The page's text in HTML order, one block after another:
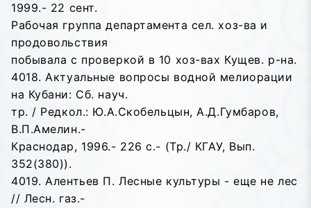
1999.- 22 сент.
Рабочая группа департамента сел. хоз-ва и
продовольствия
побывала с проверкой в 10 хоз-вах Кущев. р-на.
4018. Актуальные вопросы водной мелиорации
на Кубани: Сб. науч.
тр. / Редкол.: Ю.А.Скобельцын, А.Д.Гумбаров,
В.П.Амелин.-
Краснодар, 1996.- 226 с.- (Тр./ КГАУ, Вып.
352(380)).
4019. Алентьев П. Лесные культуры - еще не лес
// Лесн. газ.-